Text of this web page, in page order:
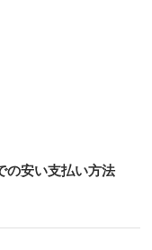
の安い支払い方法